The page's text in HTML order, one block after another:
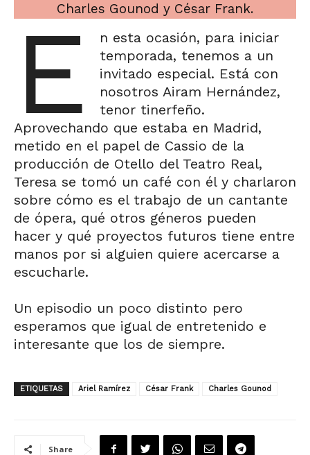
Charles Gounod y César Frank.
E
n esta ocasión, para iniciar
temporada, tenemos a un
invitado especial. Está con
nosotros Airam Hernández,
tenor tinerfeño.
Aprovechando que estaba en Madrid,
metido en el papel de Cassio de la
producción de Otello del Teatro Real,
Teresa se tomó un café con él y charlaron
sobre cómo es el trabajo de un cantante
de ópera, qué otros géneros pueden
hacer y qué proyectos futuros tiene entre
manos por si alguien quiere acercarse a
escucharle.
Un episodio un poco distinto pero
esperamos que igual de entretenido e
interesante que los de siempre.
ETIQUETAS Ariel Ramírez César Frank Charles Gounod
Share